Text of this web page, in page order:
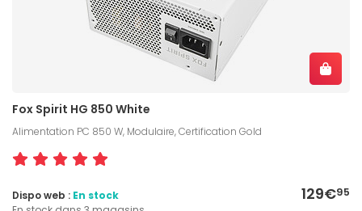
Fox Spirit HG 850 White
Alimentation PC 850 W, Modulaire, Certification Gold
129€95
Dispo web : En stock